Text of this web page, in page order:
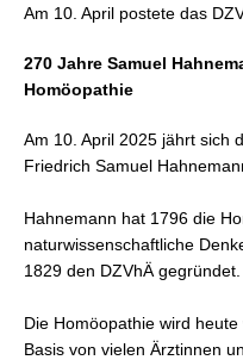
Am 10. April postete das
270 Jahre Samuel
Homöopathie
Am 10. April 2025 jährt sich
Friedrich Samuel
Hahnemann hat 1796 die
naturwissenschaftliche
1829 den DZVhÄ gegründet.
Die Homöopathie wird
Basis von vielen Ärztinnen